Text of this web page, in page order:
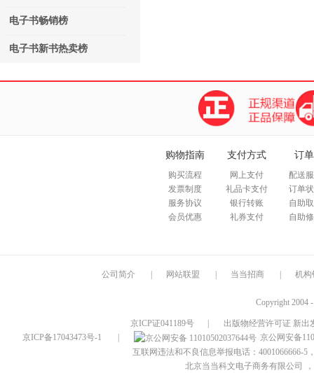
电子书畅销榜
电子书新书热卖榜
购物指南
购买流程
发票制度
服务协议
会员优惠
支付方式
网上支付
礼品卡支付
银行转账
礼券支付
订
配送
订单
自助
自助
公司简介 网站联盟 当当招商 机构
Copyright 2004
京ICP证041189号
出版物经营许可证 新出
京ICP备17043473号-1
京公网安备
互联网违法和不良信息举报电话：4001066666-5
北京当当科文电子商务有限公司